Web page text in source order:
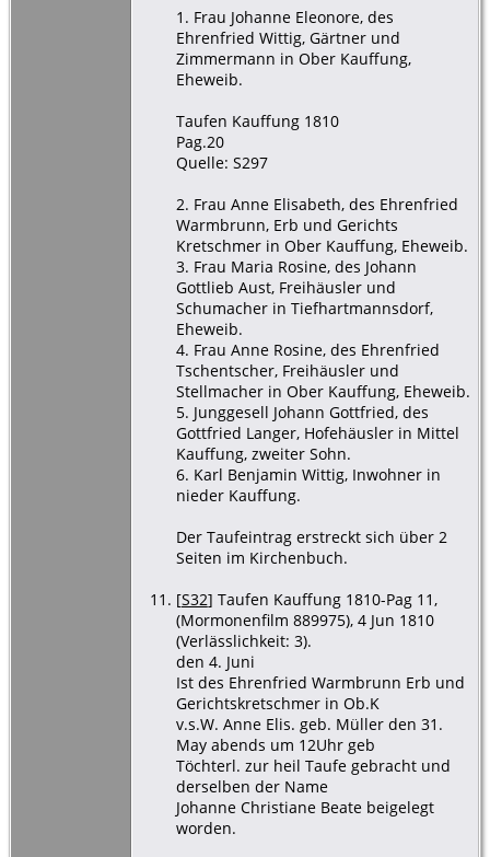
1. Frau Johanne Eleonore, des
Ehrenfried Wittig, Gärtner und
Zimmermann in Ober Kauffung,
Eheweib.
Taufen Kauffung 1810
Pag.20
Quelle: S297
2. Frau Anne Elisabeth, des Ehrenfried
Warmbrunn, Erb und Gerichts
Kretschmer in Ober Kauffung, Eheweib.
3. Frau Maria Rosine, des Johann
Gottlieb Aust, Freihäusler und
Schumacher in Tiefhartmannsdorf,
Eheweib.
4. Frau Anne Rosine, des Ehrenfried
Tschentscher, Freihäusler und
Stellmacher in Ober Kauffung, Eheweib.
5. Junggesell Johann Gottfried, des
Gottfried Langer, Hofehäusler in Mittel
Kauffung, zweiter Sohn.
6. Karl Benjamin Wittig, Inwohner in
nieder Kauffung.
Der Taufeintrag erstreckt sich über 2
Seiten im Kirchenbuch.
[S32] Taufen Kauffung 1810-Pag 11,
(Mormonenfilm 889975), 4 Jun 1810
(Verlässlichkeit: 3).
den 4. Juni
Ist des Ehrenfried Warmbrunn Erb und
Gerichtskretschmer in Ob.K
v.s.W. Anne Elis. geb. Müller den 31.
May abends um 12Uhr geb
Töchterl. zur heil Taufe gebracht und
derselben der Name
Johanne Christiane Beate beigelegt
worden.